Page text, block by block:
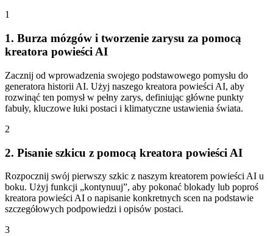
1
1. Burza mózgów i tworzenie zarysu za pomocą
kreatora powieści AI
Zacznij od wprowadzenia swojego podstawowego pomysłu do
generatora historii AI. Użyj naszego kreatora powieści AI, aby
rozwinąć ten pomysł w pełny zarys, definiując główne punkty
fabuły, kluczowe łuki postaci i klimatyczne ustawienia świata.
2
2. Pisanie szkicu z pomocą kreatora powieści AI
Rozpocznij swój pierwszy szkic z naszym kreatorem powieści AI u
boku. Użyj funkcji „kontynuuj”, aby pokonać blokady lub poproś
kreatora powieści AI o napisanie konkretnych scen na podstawie
szczegółowych podpowiedzi i opisów postaci.
3